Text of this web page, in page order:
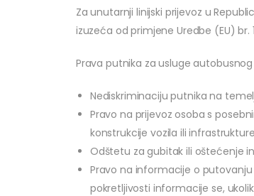
Za unutarnji linijski prijevoz u
izuzeća od primjene Uredbe (EU) br.
Prava putnika za usluge
Nediskriminaciju putnika na
Pravo na prijevoz osoba s
konstrukcije vozila ili
Odštetu za gubitak ili oštećenje
Pravo na informacije o
pokretljivosti informacije se,